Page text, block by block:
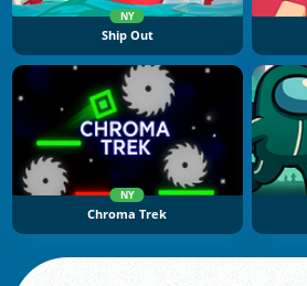
NY
Ship Out
NY
Chroma Trek